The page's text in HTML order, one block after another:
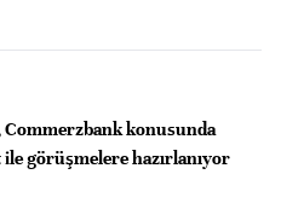
Commerzbank konusunda
görüşmelere hazırlanıyor